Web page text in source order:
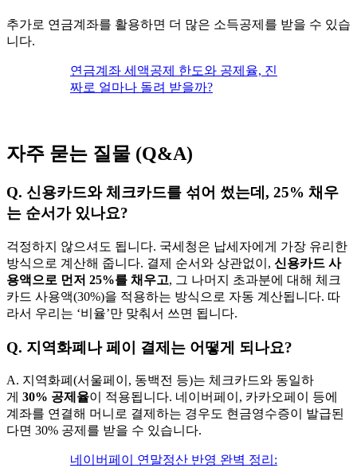
추가로 연금계좌를 활용하면 더 많은 소득공제를 받을 수 있습
니다.
연금계좌 세액공제 한도와 공제율, 진
짜로 얼마나 돌려 받을까?
자주 묻는 질물 (Q&A)
Q. 신용카드와 체크카드를 섞어 썼는데, 25% 채우
는 순서가 있나요?
걱정하지 않으셔도 됩니다. 국세청은 납세자에게 가장 유리한
방식으로 계산해 줍니다. 결제 순서와 상관없이, 신용카드 사
용액으로 먼저 25%를 채우고, 그 나머지 초과분에 대해 체크
카드 사용액(30%)을 적용하는 방식으로 자동 계산됩니다. 따
라서 우리는 ‘비율’만 맞춰서 쓰면 됩니다.
Q. 지역화폐나 페이 결제는 어떻게 되나요?
A. 지역화폐(서울페이, 동백전 등)는 체크카드와 동일하
게 30% 공제율이 적용됩니다. 네이버페이, 카카오페이 등에
계좌를 연결해 머니로 결제하는 경우도 현금영수증이 발급된
다면 30% 공제를 받을 수 있습니다.
네이버페이 연말정산 반영 완벽 정리: